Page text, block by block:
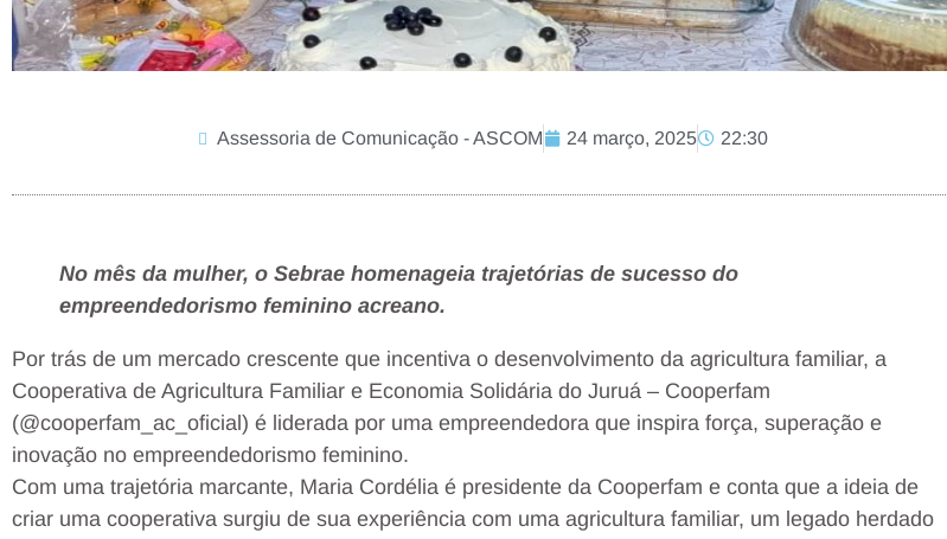
Assessoria de Comunicação - ASCOM 24 março, 2025 22:30
No mês da mulher, o Sebrae homenageia trajetórias de sucesso do
empreendedorismo feminino acreano.
Por trás de um mercado crescente que incentiva o desenvolvimento da agricultura familiar, a
Cooperativa de Agricultura Familiar e Economia Solidária do Juruá – Cooperfam
(@cooperfam_ac_oficial) é liderada por uma empreendedora que inspira força, superação e
inovação no empreendedorismo feminino.
Com uma trajetória marcante, Maria Cordélia é presidente da Cooperfam e conta que a ideia de
criar uma cooperativa surgiu de sua experiência com uma agricultura familiar, um legado herdado